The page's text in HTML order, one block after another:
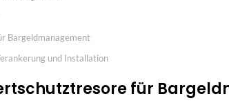
Bargeldmanagement
und Installation
für